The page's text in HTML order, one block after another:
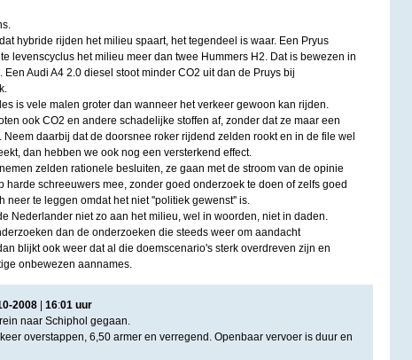
hybride rijden het milieu spaart, het tegendeel is waar. Een Pryus
levenscyclus het milieu meer dan twee Hummers H2. Dat is bewezen in
Audi A4 2.0 diesel stoot minder CO2 uit dan de Pruys bij
is vele malen groter dan wanneer het verkeer gewoon kan rijden.
ook CO2 en andere schadelijke stoffen af, zonder dat ze maar een
Neem daarbij dat de doorsnee roker rijdend zelden rookt en in de file wel
dan hebben we ook nog een versterkend effect.
zelden rationele besluiten, ze gaan met de stroom van de opinie
harde schreeuwers mee, zonder goed onderzoek te doen of zelfs goed
neer te leggen omdat het niet ''politiek gewenst'' is.
Nederlander niet zo aan het milieu, wel in woorden, niet in daden.
dan de onderzoeken die steeds weer om aandacht
blijkt ook weer dat al die doemscenario's sterk overdreven zijn en
onbewezen aannames.
-2008| 16:01 uur
naar Schiphol gegaan.
overstappen, 6,50 armer en verregend. Openbaar vervoer is duur en